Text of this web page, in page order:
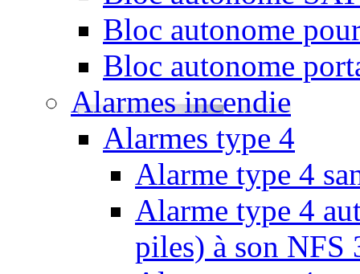
Bloc autonome
Bloc autonome
Alarmes incendie
Alarmes type 4
Alarme type 4
Alarme type 4
piles) à son NFS